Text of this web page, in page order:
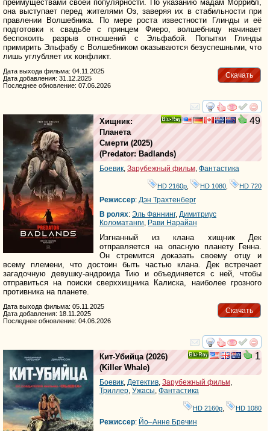
преимуществами своей популярности. По указанию мадам Моррибл,
она выступает перед жителями Оз, заверяя их в стабильности при
правлении Волшебника. По мере роста известности Глинды и её
подготовки к свадьбе с принцем Фиеро, волшебницу начинает
беспокоить разрыв отношений с Эльфабой. Попытки Глинды
примирить Эльфабу с Волшебником оказываются безуспешными, что
лишь углубляет их конфликт.
Скачать
Дата выхода фильма: 04.11.2025
Дата добавления: 31.12.2025
Последнее обновление: 07.06.2026
смотреть
49
Хищник:
Планета
Смерти (2025)
(Predator: Badlands)
Боевик, Зарубежный фильм, Фантастика
HD 2160р HD 1080 HD 720
Режиссер: Дэн Трахтенберг
В ролях: Эль Фаннинг, Димитриус
Коломатанги, Рави Нарайан
Изгнанный из клана хищник Дек
отправляется на опасную планету Генна.
Он стремится доказать своему отцу и
всему племени, что достоин быть частью клана. Дек встречает
загадочную девушку-андроида Тию и объединяется с ней, чтобы
отправиться на поиски сверххищника Калиска, наиболее грозного
противника на планете.
Скачать
Дата выхода фильма: 05.11.2025
Дата добавления: 18.11.2025
Последнее обновление: 04.06.2026
смотреть
1
Кит-Убийца(2026)
(Killer Whale)
Боевик, Детектив, Зарубежный фильм,
Триллер, Ужасы, Фантастика
HD 2160р HD 1080
Режиссер: Йо–Анне Бречин